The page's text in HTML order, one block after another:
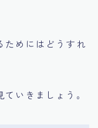
ためにはどうすれ
いきましょう。